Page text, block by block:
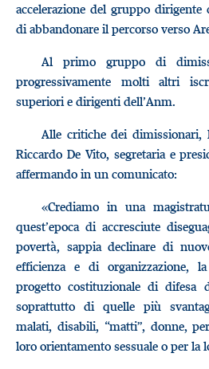
accelerazione del gruppo
di abbandonare il percorso verso
Al primo gruppo di
progressivamente molti altri
superiori e dirigenti dell’Anm.
Alle critiche dei dimissionari,
Riccardo De Vito, segretaria e
affermando in un comunicato:
«Crediamo in una
quest’epoca di accresciute
povertà, sappia declinare di
efficienza e di organizzazione,
progetto costituzionale di difesa
soprattutto di quelle più
malati, disabili, “matti”, donne,
loro orientamento sessuale o per la